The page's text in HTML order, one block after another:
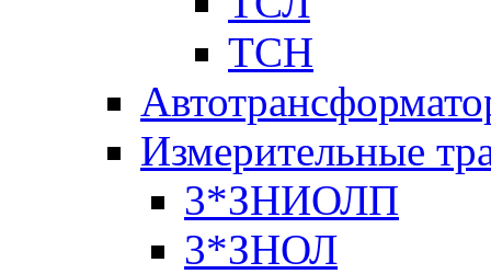
ТСН
Измерительные
3*ЗНИОЛП
3*ЗНОЛ